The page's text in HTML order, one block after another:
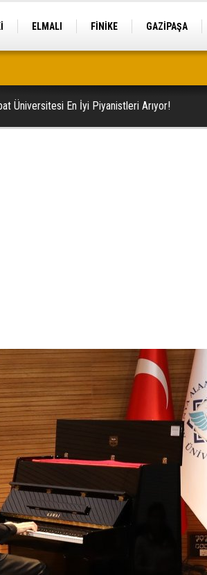
ELMALI FİNİKE GAZİPAŞA
Üniversitesi En İyi Piyanistleri Arıyor!